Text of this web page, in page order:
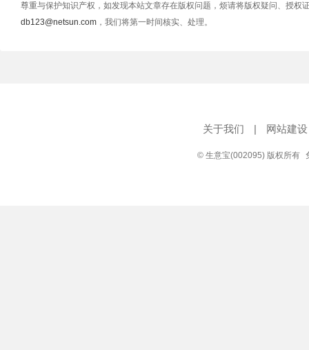
尊重与保护知识产权，如发现本站文章存在版权问题，烦请将版权疑问、授权
db123@netsun.com ，我们将第一时间核实、处理。
关于我们 | 网站建设
© 生意宝(002095) 版权所有